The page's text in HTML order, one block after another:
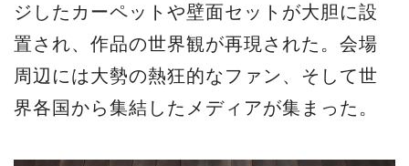
ジしたカーペットや壁面セットが大胆に設
置され、作品の世界観が再現された。会場
周辺には大勢の熱狂的なファン、そして世
界各国から集結したメディアが集まった。